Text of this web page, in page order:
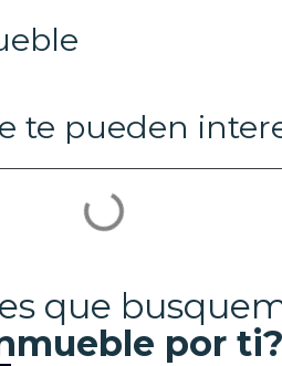
te pueden
que
por ti?